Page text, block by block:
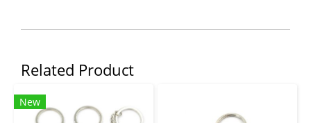
Related Product
New